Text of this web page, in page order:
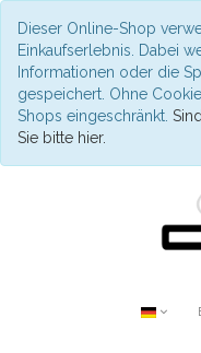
Dieser Online-Shop
Einkaufserlebnis. Dabei
Informationen oder die
gespeichert. Ohne
Shops eingeschränkt.
Sie bitte hier.